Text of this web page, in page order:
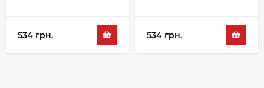
534 грн.
534 грн.